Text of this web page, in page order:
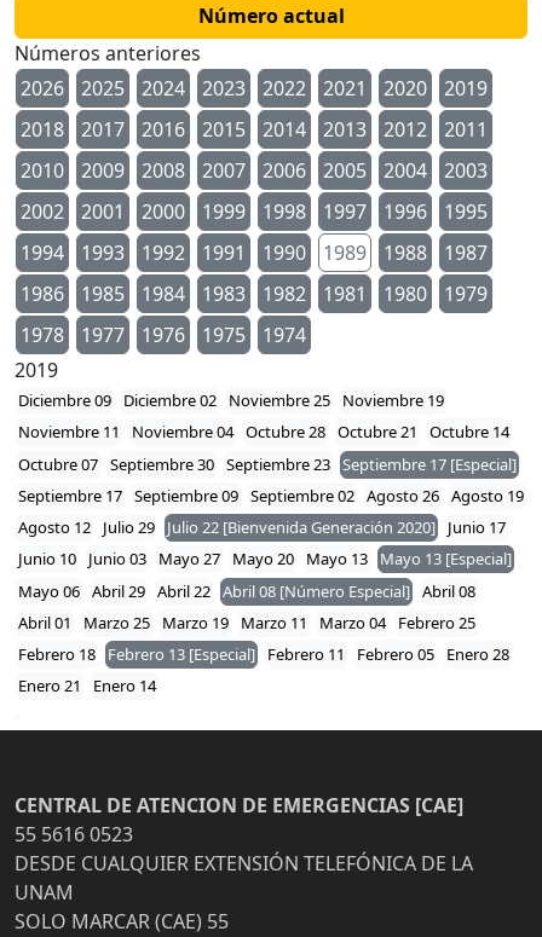
Número actual
Números anteriores
2026
2025 2024 2023 2022 2021 2020
2019
2018
2017 2016 2015 2014 2013 2012
2011
2010
2009 2008 2007 2006 2005 2004
2003
2002
2001 2000 1999 1998 1997 1996
1995
1994
1993 1992 1991 1990 1989 1988
1987
1986
1985 1984 1983 1982 1981 1980
1979
1978
1977 1976 1975
1974
2019
Diciembre 09 Diciembre 02 Noviembre 25
Noviembre 19
Noviembre 11
Noviembre 04 Octubre 28 Octubre 21
Octubre 14
Octubre 07 Septiembre 30 Septiembre 23 Septiembre 17 [Especial]
Septiembre 17 Septiembre 09 Septiembre 02 Agosto 26 Agosto 19
Agosto 12
Julio 29 Julio 22 [Bienvenida Generación 2020]
Junio 17
Junio 10
Junio 03 Mayo 27 Mayo 20 Mayo 13
Mayo 13 [Especial]
Mayo 06 Abril 29 Abril 22 Abril 08 [Número Especial] Abril 08
Abril 01
Marzo 25 Marzo 19 Marzo 11 Marzo 04
Febrero 25
Febrero 18
Febrero 13 [Especial] Febrero 11 Febrero 05
Enero 28
Enero 21
Enero 14
CENTRAL DE ATENCION DE EMERGENCIAS [CAE]
55 5616 0523
DESDE CUALQUIER EXTENSIÓN TELEFÓNICA DE LA
UNAM
SOLO MARCAR (CAE) 55